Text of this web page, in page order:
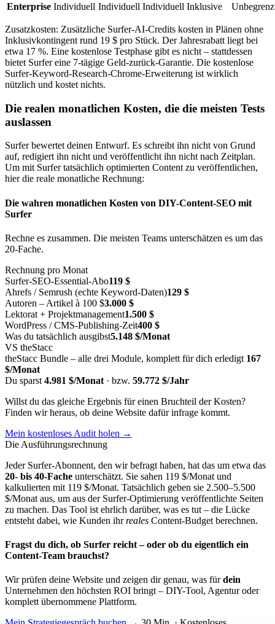
Enterprise Individuell Individuell Individuell Inklusive
Zusatzkosten: Zusätzliche Surfer-AI-Credits kosten in Plänen ohne
Inklusivkontingent rund 19 $ pro Stück. Der Jahresrabatt liegt bei
etwa 17 %. Eine kostenlose Testphase gibt es nicht – stattdessen
bietet Surfer eine 7-tägige Geld-zurück-Garantie. Die kostenlose
Surfer-Keyword-Research-Chrome-Erweiterung ist wirklich
nützlich und kostet nichts.
Die realen monatlichen Kosten, die die meisten Tests
auslassen
Surfer bewertet deinen Entwurf. Es schreibt ihn nicht von Grund
auf, redigiert ihn nicht und veröffentlicht ihn nicht nach Zeitplan.
Um mit Surfer tatsächlich optimierten Content zu veröffentlichen,
hier die reale monatliche Rechnung:
Die wahren monatlichen Kosten von DIY-Content-SEO mit
Surfer
Rechne es zusammen. Die meisten Teams unterschätzen es um das
20-Fache.
Rechnung pro Monat
Surfer-SEO-Essential-Abo119 $
Ahrefs / Semrush (echte Keyword-Daten)129 $
Autoren – Artikel à 100 $3.000 $
Lektorat + Projektmanagement1.500 $
WordPress / CMS-Publishing-Zeit400 $
Was du tatsächlich ausgibst5.148 $/Monat
VS theStacc
theStacc Bundle – alle drei Module, komplett für dich erledigt 167
$/Monat
Du sparst 4.981 $/Monat · bzw. 59.772 $/Jahr
Willst du das gleiche Ergebnis für einen Bruchteil der Kosten?
Finden wir heraus, ob deine Website dafür infrage kommt.
Mein kostenloses Audit holen →
Die Ausführungsrechnung
Jeder Surfer-Abonnent, den wir befragt haben, hat das um etwa das
20- bis 40-Fache unterschätzt. Sie sahen 119 $/Monat und
kalkulierten mit 119 $/Monat. Tatsächlich geben sie 2.500–5.500
$/Monat aus, um aus der Surfer-Optimierung veröffentlichte Seiten
zu machen. Das Tool ist ehrlich darüber, was es tut – die Lücke
entsteht dabei, wie Kunden ihrreales Content-Budget berechnen.
Fragst du dich, ob Surfer reicht – oder ob du eigentlich ein
Content-Team brauchst?
Wir prüfen deine Website und zeigen dir genau, was fürdein
Unternehmen den höchsten ROI bringt – DIY-Tool, Agentur oder
komplett übernommene Plattform.